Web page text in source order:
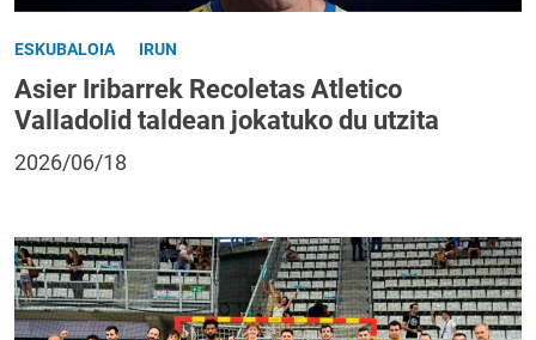
ESKUBALOIA IRUN
Asier Iribarrek Recoletas Atletico
Valladolid taldean jokatuko du utzita
2026/06/18